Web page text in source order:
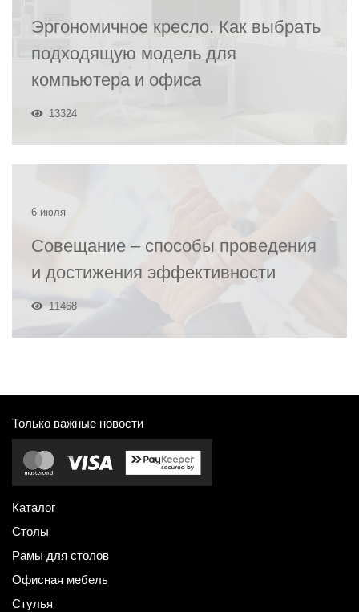
Эргономичное кресло. Как выбрать
подходящую модель для
компьютера и офиса
13324
6 июля
Совещание – способы проведения
и достижения эффективности
11468
Только важные новости
Каталог
Столы
Рамы для столов
Офисная мебель
Стулья